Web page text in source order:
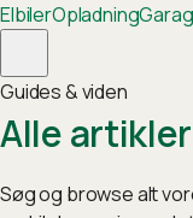
ElbilerOpladning
Guides & viden
Alle
Søg og browse alt